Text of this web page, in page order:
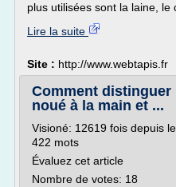
plus utilisées sont la laine, le
Lire la suite
Site : http://www.webtapis.fr
Comment
noué à la main et ...
Visioné: 12619 fois depuis
422 mots
Évaluez cet article
Nombre de votes: 18